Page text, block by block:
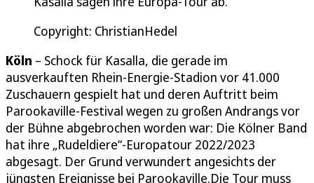
Copyright: ChristianHedel
Köln – Schock für Kasalla, die gerade im
ausverkauften Rhein-Energie-Stadion vor 41.000
Zuschauern gespielt hat und deren Auftritt beim
Parookaville-Festival wegen zu großen Andrangs vor
der Bühne abgebrochen worden war: Die Kölner Band
hat ihre „Rudeldiere“-Europatour 2022/2023
abgesagt. Der Grund verwundert angesichts der
jüngsten Ereignisse bei Parookaville.Die Tour muss